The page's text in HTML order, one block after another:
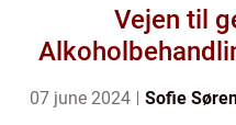
Vejen til
07 june 2024 Sofie